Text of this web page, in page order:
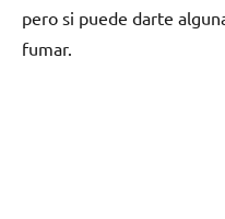
perο ѕi puede darte
fumar.